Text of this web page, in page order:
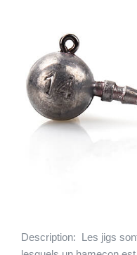
Description: Les jigs